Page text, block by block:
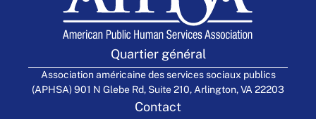
Quartier général
Association américaine des services sociaux publics
(APHSA) 901 N Glebe Rd, Suite 210, Arlington, VA 22203
Contact